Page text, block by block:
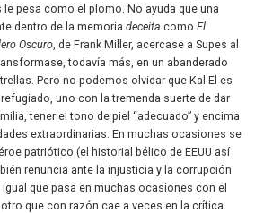
pesa como el plomo. No ayuda que una
dentro de la memoria deceita como El
Oscuro , de Frank Miller, acercase a Supes al
todavía más, en un abanderado
Pero no podemos olvidar que Kal-El es
uno con la tremenda suerte de dar
tener el tono de piel “adecuado” y encima
extraordinarias. En muchas ocasiones se
patriótico (el historial bélico de EEUU así
renuncia ante la injusticia y la corrupción
que pasa en muchas ocasiones con el
que con razón cae a veces en la crítica